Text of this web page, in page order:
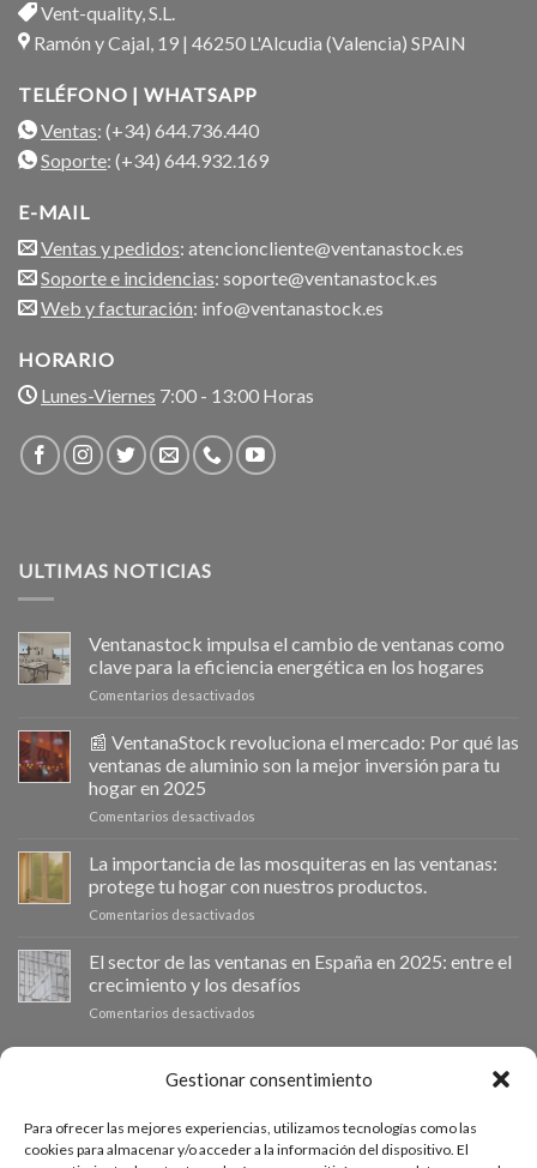
Gestionar consentimiento
Para ofrecer las mejores experiencias, utilizamos tecnologías como las
cookies para almacenar y/o acceder a la información del dispositivo. El
Vent-quality, S.L.
Ramón y Cajal, 19 | 46250 L'Alcudia (Valencia) SPAIN
TELÉFONO | WHATSAPP
Ventas: (+34) 644.736.440
Soporte: (+34) 644.932.169
E-MAIL
Ventas y pedidos: atencioncliente@ventanastock.es
Soporte e incidencias: soporte@ventanastock.es
Web y facturación: info@ventanastock.es
HORARIO
Lunes-Viernes 7:00 - 13:00 Horas
ULTIMAS NOTICIAS
Ventanastock impulsa el cambio de ventanas como
clave para la eficiencia energética en los hogares
Comentarios desactivados
impulsa
cambio
la
en
los
📰 VentanaStock revoluciona el mercado: Por qué las
ventanas de aluminio son la mejor inversión para tu
hogar en 2025
Comentarios desactivados
VentanaStock
revoluciona
el
qué
las
la
inversión
para
La importancia de las mosquiteras en las ventanas:
protege tu hogar con nuestros productos.
Comentarios desactivados
importancia
las
ventanas:
hogar
con
El sector de las ventanas en España en 2025: entre el
crecimiento y los desafíos
Comentarios desactivados
en
España
PRESUPUESTO A MEDIDA
Si necesitas ventanas de otras medidas puedes solicitar un